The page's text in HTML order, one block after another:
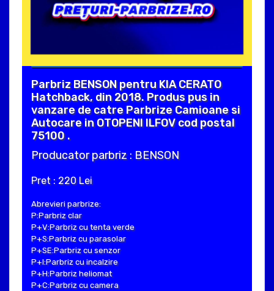
Parbriz BENSON pentru KIA CERATO
Hatchback, din 2018. Produs pus in
vanzare de catre Parbrize Camioane si
Autocare in OTOPENI ILFOV cod postal
75100 .
Producator parbriz : BENSON
Pret : 220 Lei
Abrevieri parbrize:
P:Parbriz clar
P+V:Parbriz cu tenta verde
P+S:Parbriz cu parasolar
P+SE:Parbriz cu senzor
P+I:Parbriz cu incalzire
P+H:Parbriz heliomat
P+C:Parbriz cu camera